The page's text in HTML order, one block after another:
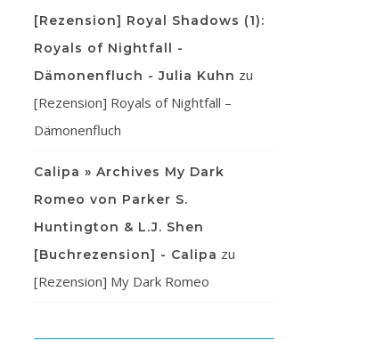
[Rezension] Royal Shadows (1):
Royals of Nightfall -
Dämonenfluch - Julia Kuhn zu
[Rezension] Royals of Nightfall –
Dämonenfluch
Calipa » Archives My Dark
Romeo von Parker S.
Huntington & L.J. Shen
[Buchrezension] - Calipa zu
[Rezension] My Dark Romeo